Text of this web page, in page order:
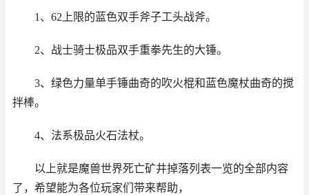
1、62上限的蓝色双手斧子工头战斧。
2、战士骑士极品双手重拳先生的大锤。
3、绿色力量单手锤曲奇的吹火棍和蓝色魔杖曲奇的搅
拌棒。
4、法系极品火石法杖。
以上就是魔兽世界死亡矿井掉落列表一览的全部内容
了，希望能为各位玩家们带来帮助，